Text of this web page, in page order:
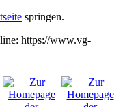
springen.
https://www.vg-